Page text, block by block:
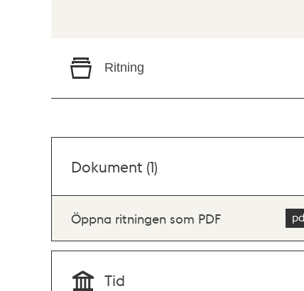
Ritning
Dokument (1)
Öppna ritningen som PDF
Tid